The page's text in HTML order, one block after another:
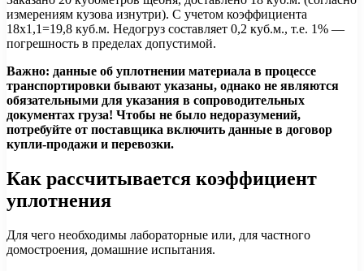
измерениям кузова изнутри). С учетом коэффициента
18х1,1=19,8 куб.м. Недогруз составляет 0,2 куб.м., т.е. 1% —
погрешность в пределах допустимой.
Важно: данные об уплотнении материала в процессе
транспортировки бывают указаны, однако не являются
обязательными для указания в сопроводительных
документах груза! Чтобы не было недоразумений,
потребуйте от поставщика включить данные в договор
купли-продажи и перевозки.
Как рассчитывается коэффициент
уплотнения
Для чего необходимы лабораторные или, для частного
домостроения, домашние испытания.